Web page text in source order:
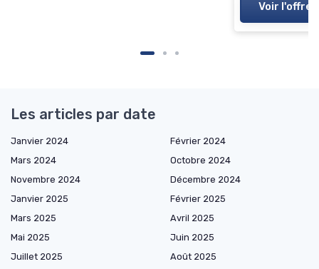
Voir l'offre
Les articles par date
Janvier 2024
Février 2024
Mars 2024
Octobre 2024
Novembre 2024
Décembre 2024
Janvier 2025
Février 2025
Mars 2025
Avril 2025
Mai 2025
Juin 2025
Juillet 2025
Août 2025